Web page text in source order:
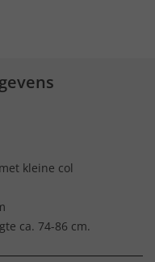
kleine col
ca. 74-86 cm.